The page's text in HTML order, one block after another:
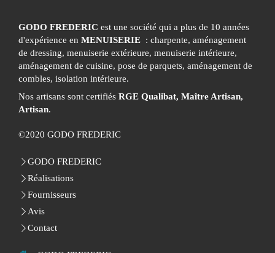
GODO FREDERIC est une société qui a plus de 10 années
d'expérience en MENUISERIE : charpente, aménagement
de dressing, menuiserie extérieure, menuiserie intérieure,
aménagement de cuisine, pose de parquets, aménagement de
combles, isolation intérieure.
Nos artisans sont certifiés RGE Qualibat, Maître Artisan,
Artisan.
©2020 GODO FREDERIC
GODO FREDERIC
Réalisations
Fournisseurs
Avis
Contact